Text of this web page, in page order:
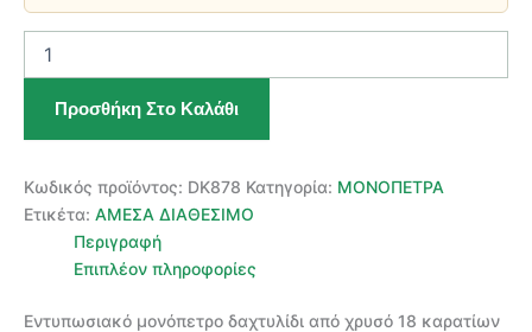
Κ18
Φυσικό
Διαμάντι
Προσθήκη Στο Καλάθι
Κωδικός προϊόντος: DK878 Κατηγορία: ΜΟΝΟΠΕΤΡΑ
Ετικέτα: ΑΜΕΣΑ ΔΙΑΘΕΣΙΜΟ
Περιγραφή
Επιπλέον πληροφορίες
Εντυπωσιακό μονόπετρο δαχτυλίδι από χρυσό 18 καρατίων